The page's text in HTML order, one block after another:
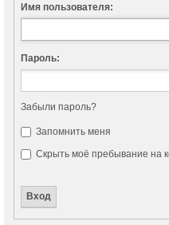
Имя пользователя:
Пароль:
Забыли пароль?
Запомнить меня
Скрыть моё пребывание на